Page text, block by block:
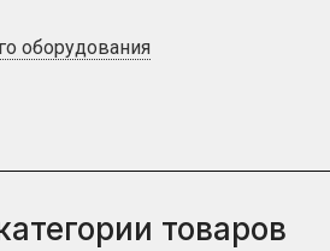
оборудования
товаров